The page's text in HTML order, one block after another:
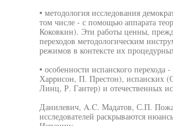
• методология исследования
том числе - с помощью аппарата
Коковкин). Эти работы ценны,
переходов методологическим
режимов в контексте их
• особенности испанского
Харрисон, П. Престон), испанских
Линц, Р. Гантер) и отечественных
Данилевич, A.C. Мадатов, С.П.
исследователей раскрываются